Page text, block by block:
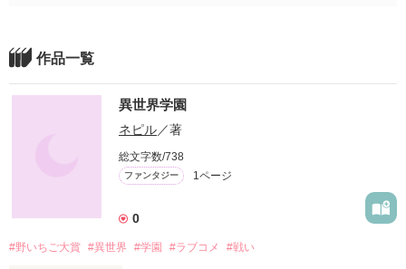
作品一覧
異世界学園
ネピル／著
総文字数/738
ファンタジー 1ページ
0
#野いちご大賞 #異世界 #学園 #ラブコメ #戦い